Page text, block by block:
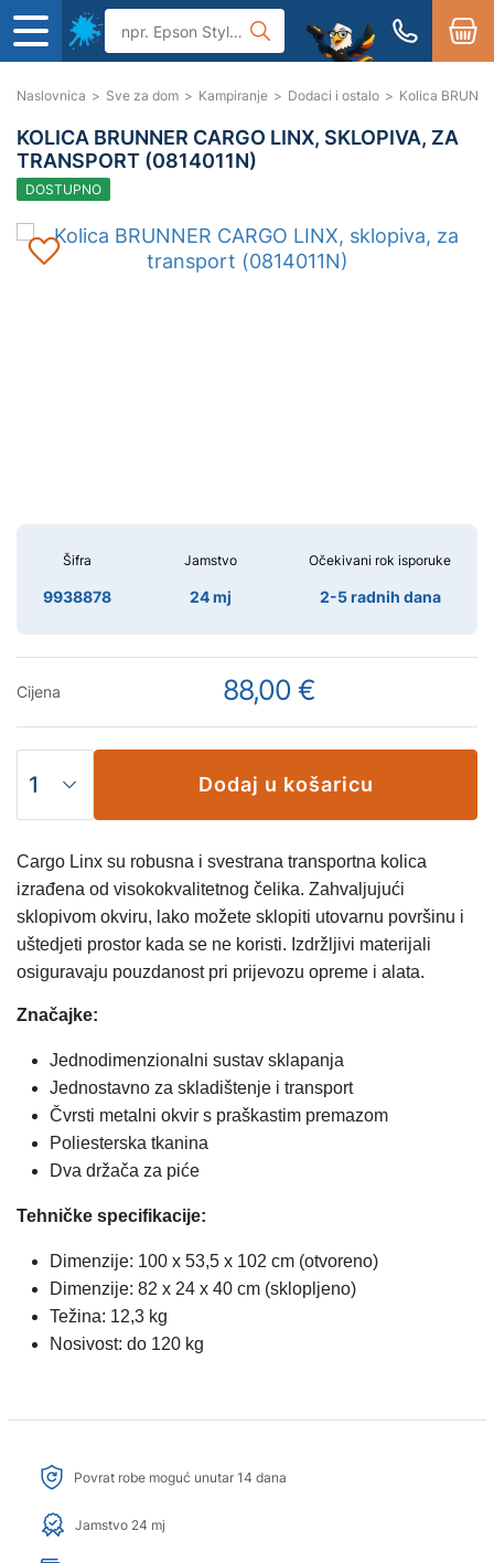
Naslovnica > Sve za dom > Kampiranje > Dodaci i ostalo > Kolica
Cargo Linx su robusna i svestrana transportna kolica
izrađena od visokokvalitetnog čelika. Zahvaljujući
sklopivom okviru, lako možete sklopiti utovarnu površinu i
uštedjeti prostor kada se ne koristi. Izdržljivi materijali
osiguravaju pouzdanost pri prijevozu opreme i alata.
Značajke:
Jednodimenzionalni sustav sklapanja
Jednostavno za skladištenje i transport
Čvrsti metalni okvir s praškastim premazom
Poliesterska tkanina
Dva držača za piće
Tehničke specifikacije:
Dimenzije: 100 x 53,5 x 102 cm (otvoreno)
Dimenzije: 82 x 24 x 40 cm (sklopljeno)
Težina: 12,3 kg
Nosivost: do 120 kg
KOLICA BRUNNER CARGO LINX, SKLOPIVA, ZA
TRANSPORT (0814011N)
DOSTUPNO
Šifra
9938878
Jamstvo
24 mj
Očekivani rok isporuke
2-5 radnih dana
Cijena 88,00 €
Dodaj u košaricu
Povrat robe moguć unutar 14 dana
Jamstvo 24 mj